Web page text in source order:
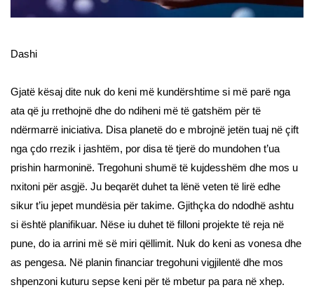
Dashi
Gjatë kësaj dite nuk do keni më kundërshtime si më parë nga
ata që ju rrethojnë dhe do ndiheni më të gatshëm për të
ndërmarrë iniciativa. Disa planetë do e mbrojnë jetën tuaj në çift
nga çdo rrezik i jashtëm, por disa të tjerë do mundohen t’ua
prishin harmoninë. Tregohuni shumë të kujdesshëm dhe mos u
nxitoni për asgjë. Ju beqarët duhet ta lënë veten të lirë edhe
sikur t’iu jepet mundësia për takime. Gjithçka do ndodhë ashtu
si është planifikuar. Nëse iu duhet të filloni projekte të reja në
pune, do ia arrini më së miri qëllimit. Nuk do keni as vonesa dhe
as pengesa. Në planin financiar tregohuni vigjilentë dhe mos
shpenzoni kuturu sepse keni për të mbetur pa para në xhep.